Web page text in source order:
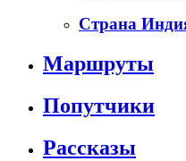
Страна
Маршруты
Попутчики
Рассказы